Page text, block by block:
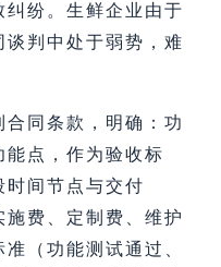
纷。生鲜企业由于
判中处于弱势，难
同条款，明确：功
点，作为验收标
时间节点与交付
费、定制费、维护
（功能测试通过、